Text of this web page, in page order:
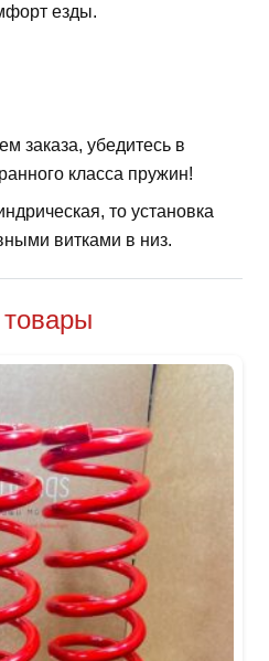
езды.
заказа, убедитесь в
класса пружин!
то установка
витками в низ.